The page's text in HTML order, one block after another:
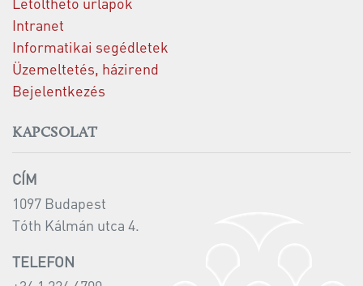
Intranet
Informatikai segédletek
Üzemeltetés, házirend
Bejelentkezés
KAPCSOLAT
CÍM
1097 Budapest
Tóth Kálmán utca 4.
TELEFON